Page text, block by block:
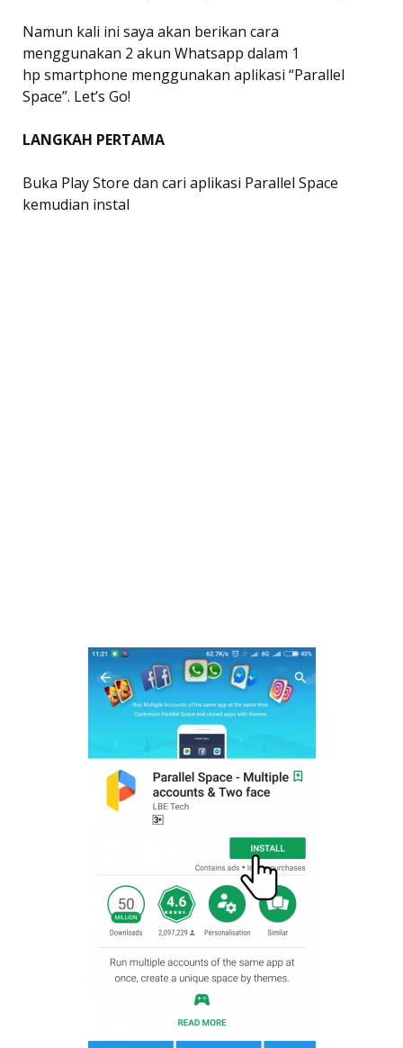
Namun kali ini saya akan berikan cara
menggunakan 2 akun Whatsapp dalam 1
hp smartphone menggunakan aplikasi “Parallel
Space”. Let’s Go!
LANGKAH PERTAMA
Buka Play Store dan cari aplikasi Parallel Space
kemudian instal